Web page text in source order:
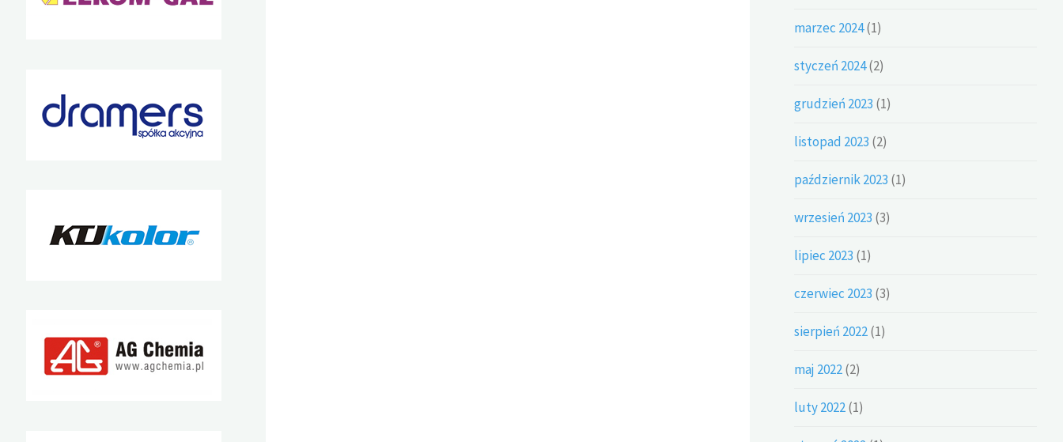
marzec 2024(1)
styczeń 2024(2)
grudzień 2023 (1)
listopad 2023 (2)
październik 2023 (1)
wrzesień 2023 (3)
lipiec 2023 (1)
czerwiec 2023 (3)
sierpień 2022(1)
maj 2022(2)
luty 2022(1)